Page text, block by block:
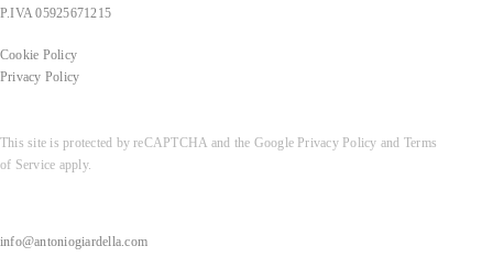
P.IVA 05925671215
Cookie Policy
Privacy Policy
This site is protected by reCAPTCHA and the Google Privacy Policy and Terms
of Service apply.
info@antoniogiardella.com